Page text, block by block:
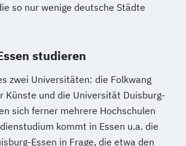
so nur wenige deutsche Städte
studieren
zwei Universitäten: die Folkwang
Künste und die Universität Duisburg-
sich ferner mehrere Hochschulen
kommt in Essen u.a. die
Essen in Frage, die etwa den